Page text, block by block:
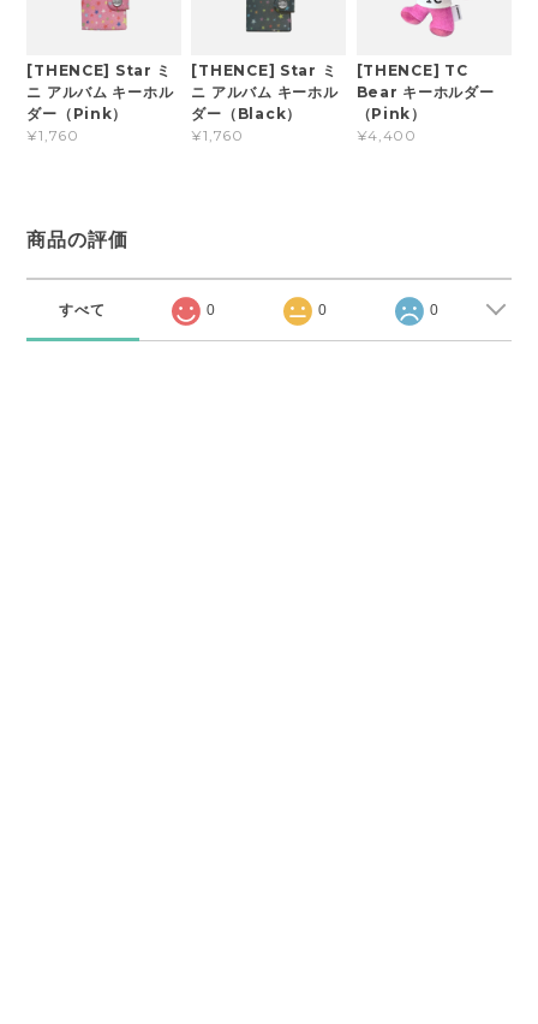
[THENCE] Star ミ
ニ アルバム キーホル
ダー（Pink）
¥1,760
[THENCE] Star ミ
ニ アルバム キーホル
ダー（Black）
¥1,760
[THENCE] TC
Bear キーホルダー
（Pink）
¥4,400
商品の評価
すべて 0 0 0